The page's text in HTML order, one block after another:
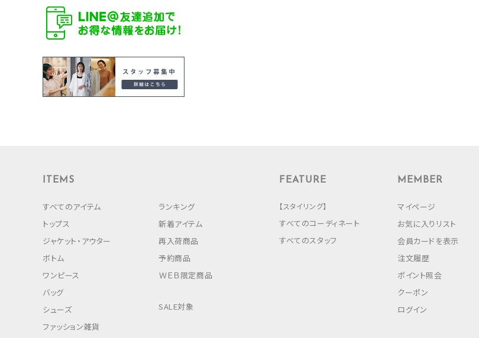
ITEMS
すべてのアイテム
トップス
ジャケット・アウター
ボトム
ワンピース
バッグ
シューズ
ファッション雑貨
ランキング
新着アイテム
再入荷商品
予約商品
ＷＥＢ限定商品
SALE対象
FEATURE
【スタイリング】
すべてのコーディネート
すべてのスタッフ
MEMBER
マイページ
お気に入りリスト
会員カードを表示
注文履歴
ポイント照会
クーポン
ログイン